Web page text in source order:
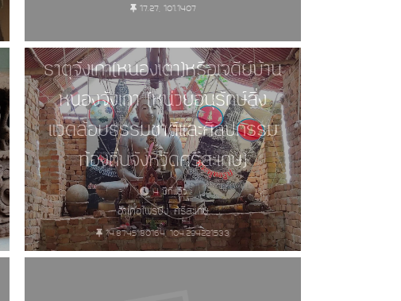
17.27, 101.1407
ธาตุจังเกา(หนองเตา)หรือเจดีย์บ้าน
หนองจังเกา (หน่วยอนุรักษ์สิ่ง
แวดล้อมธรรมชาติและศิลปกรรม
ท้องถิ่นจังหวัดศรีสะเกษ)
4 ปีที่แล้ว
อำเภอไพรบึง, ศรีสะเกษ
14.8745180164, 104.294221533